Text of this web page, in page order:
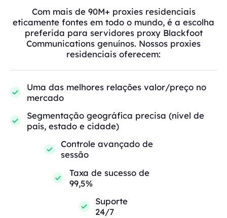
Com mais de 90M+ proxies residenciais
eticamente fontes em todo o mundo, é a escolha
preferida para servidores proxy Blackfoot
Communications genuínos. Nossos proxies
residenciais oferecem:
Uma das melhores relações valor/preço no
mercado
Segmentação geográfica precisa (nível de
país, estado e cidade)
Controle avançado de
sessão
Taxa de sucesso de
99,5%
Suporte
24/7